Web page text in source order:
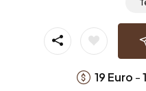
19 Euro -